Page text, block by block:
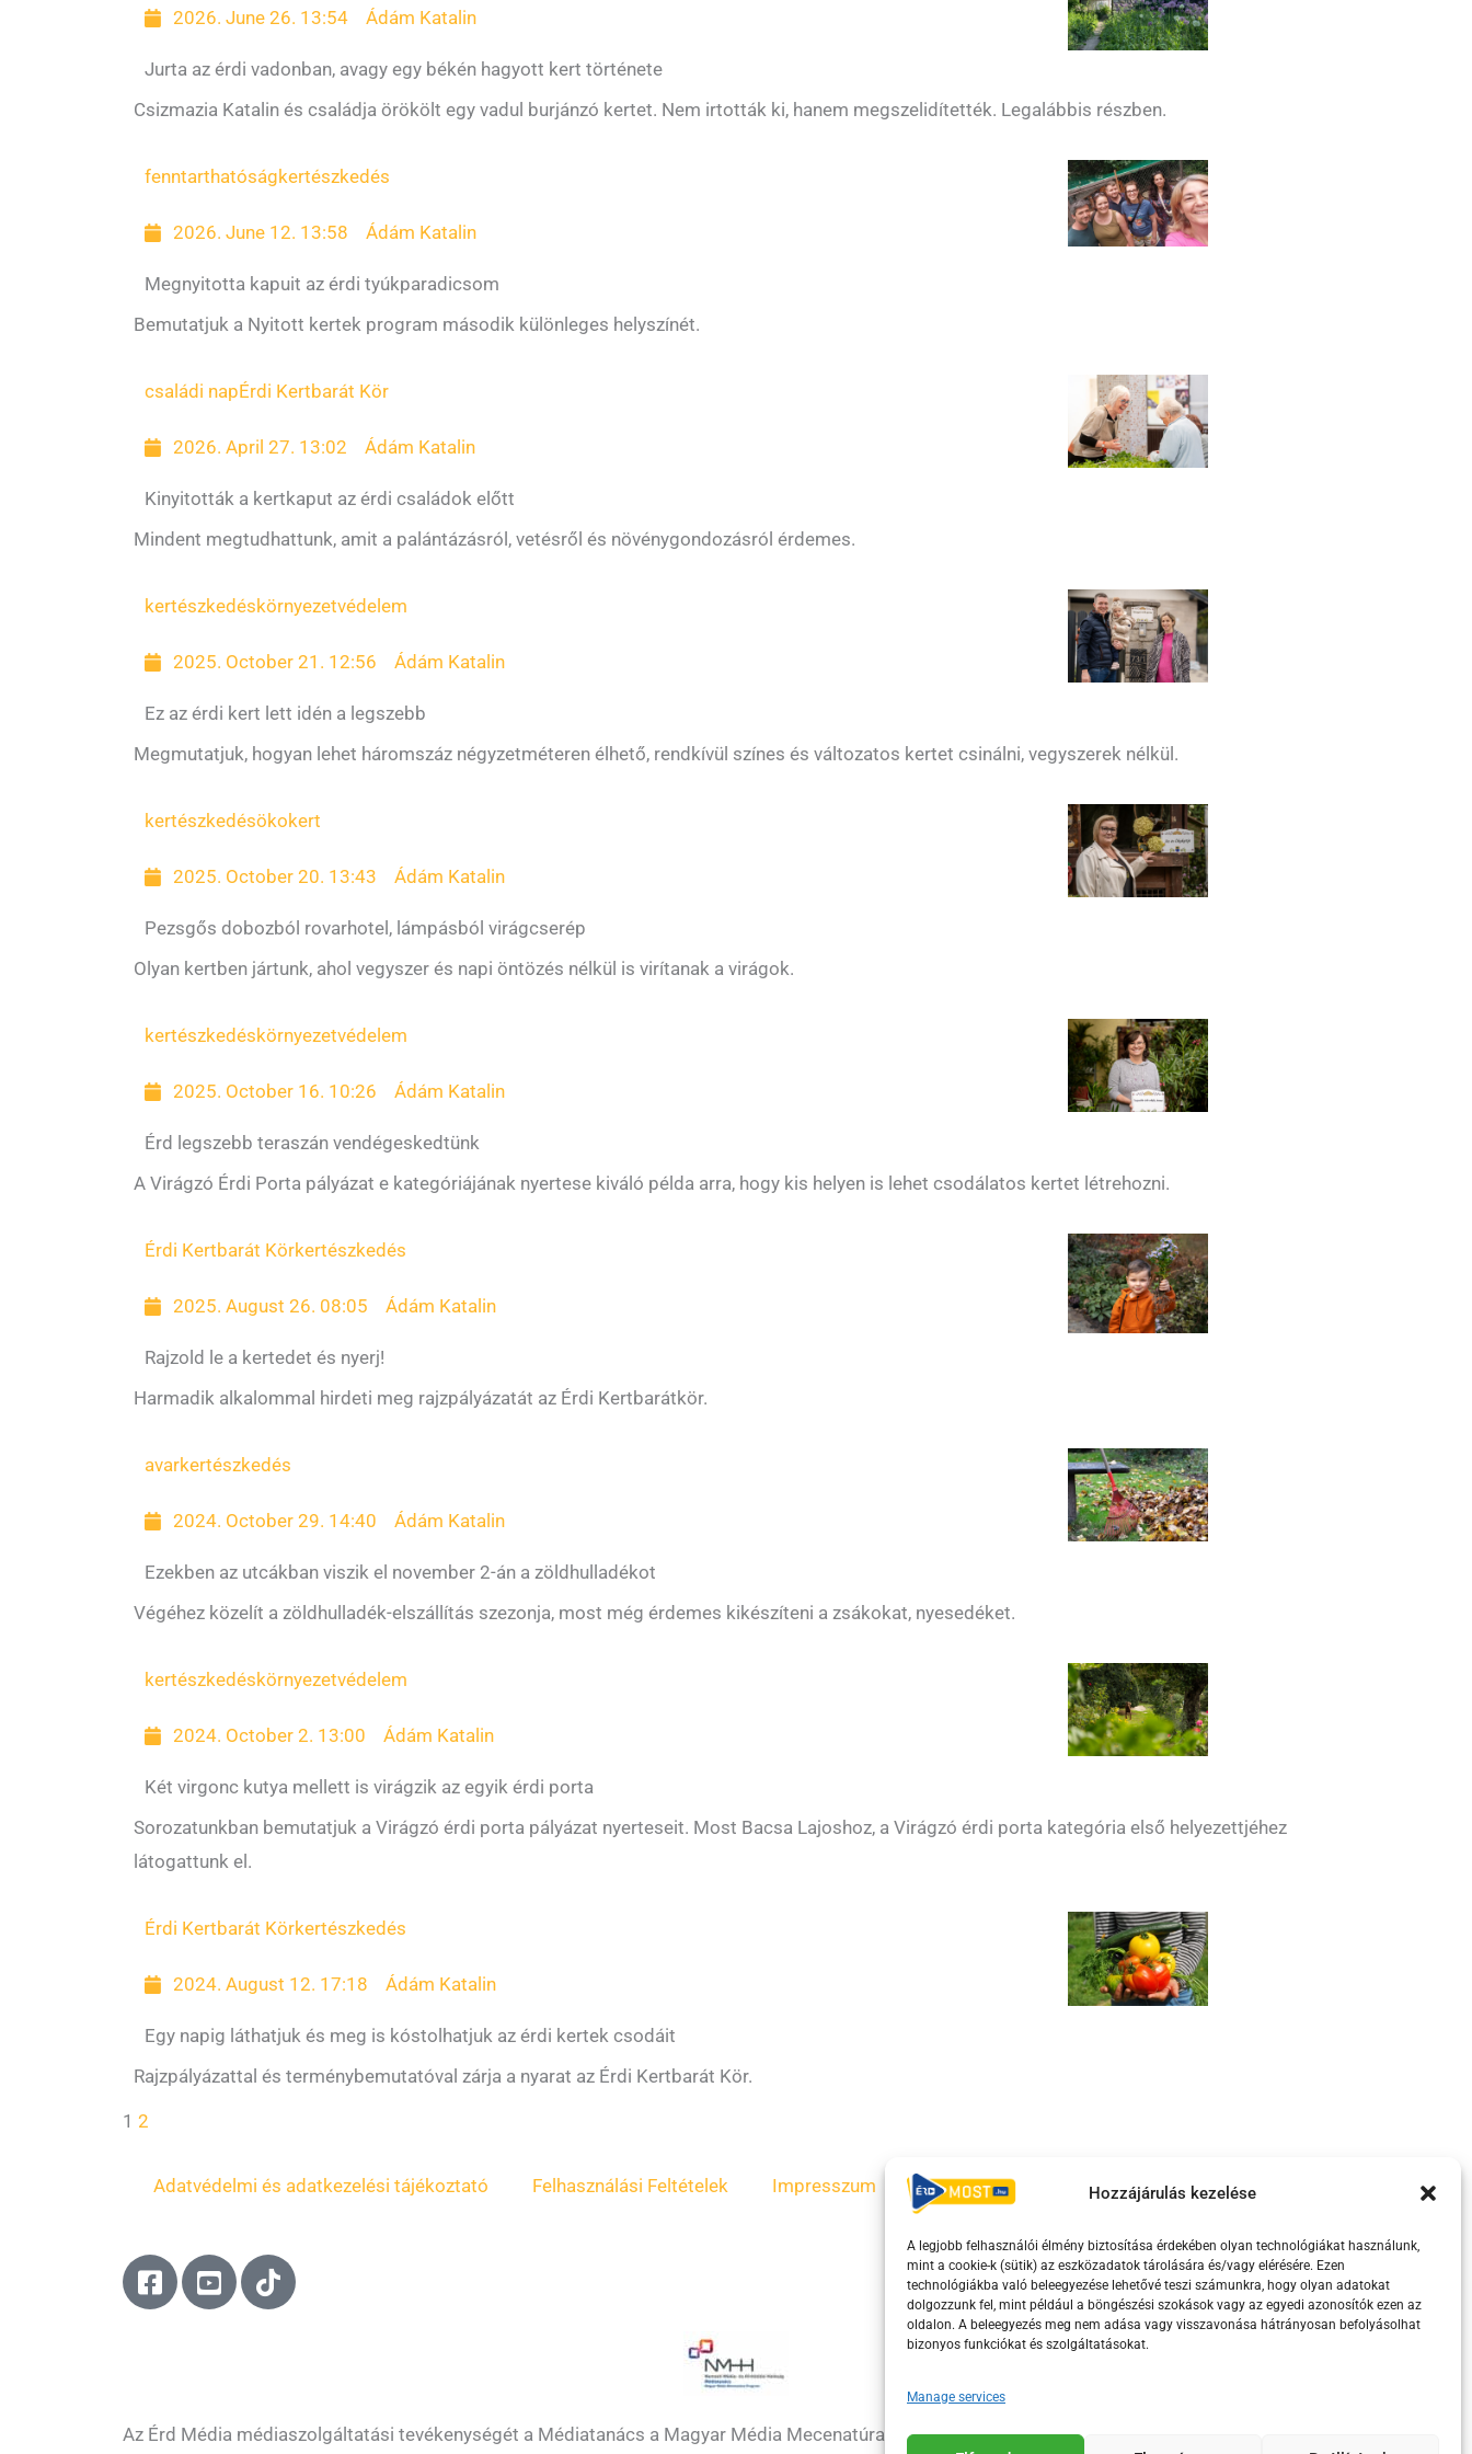
Hozzájárulás kezelése
A legjobb felhasználói élmény biztosítása érdekében olyan technológiákat használunk,
mint a cookie-k (sütik) az eszközadatok tárolására és/vagy elérésére. Ezen
technológiákba való beleegyezése lehetővé teszi számunkra, hogy olyan adatokat
dolgozzunk fel, mint például a böngészési szokások vagy az egyedi azonosítók ezen az
oldalon. A beleegyezés meg nem adása vagy visszavonása hátrányosan befolyásolhat
bizonyos funkciókat és szolgáltatásokat.
Manage services
2026. June 26. 13:54 Ádám Katalin
Jurta az érdi vadonban, avagy egy békén hagyott kert története
Csizmazia Katalin és családja örökölt egy vadul burjánzó kertet. Nem irtották ki, hanem megszelidítették. Legalábbis részben.
fenntarthatóságkertészkedés
2026. June 12. 13:58 Ádám Katalin
Megnyitotta kapuit az érdi tyúkparadicsom
Bemutatjuk a Nyitott kertek program második különleges helyszínét.
családi napÉrdi Kertbarát Kör
2026. April 27. 13:02 Ádám Katalin
Kinyitották a kertkaput az érdi családok előtt
Mindent megtudhattunk, amit a palántázásról, vetésről és növénygondozásról érdemes.
kertészkedéskörnyezetvédelem
2025. October 21. 12:56 Ádám Katalin
Ez az érdi kert lett idén a legszebb
Megmutatjuk, hogyan lehet háromszáz négyzetméteren élhető, rendkívül színes és változatos kertet csinálni, vegyszerek nélkül.
kertészkedésökokert
2025. October 20. 13:43 Ádám Katalin
Pezsgős dobozból rovarhotel, lámpásból virágcserép
Olyan kertben jártunk, ahol vegyszer és napi öntözés nélkül is virítanak a virágok.
kertészkedéskörnyezetvédelem
2025. October 16. 10:26 Ádám Katalin
Érd legszebb teraszán vendégeskedtünk
A Virágzó Érdi Porta pályázat e kategóriájának nyertese kiváló példa arra, hogy kis helyen is lehet csodálatos kertet létrehozni.
Érdi Kertbarát Körkertészkedés
2025. August 26. 08:05 Ádám Katalin
Rajzold le a kertedet és nyerj!
Harmadik alkalommal hirdeti meg rajzpályázatát az Érdi Kertbarátkör.
avarkertészkedés
2024. October 29. 14:40 Ádám Katalin
Ezekben az utcákban viszik el november 2-án a zöldhulladékot
Végéhez közelít a zöldhulladék-elszállítás szezonja, most még érdemes kikészíteni a zsákokat, nyesedéket.
kertészkedéskörnyezetvédelem
2024. October 2. 13:00 Ádám Katalin
Két virgonc kutya mellett is virágzik az egyik érdi porta
Sorozatunkban bemutatjuk a Virágzó érdi porta pályázat nyerteseit. Most Bacsa Lajoshoz, a Virágzó érdi porta kategória első helyezettjéhez
látogattunk el.
Érdi Kertbarát Körkertészkedés
2024. August 12. 17:18 Ádám Katalin
Egy napig láthatjuk és meg is kóstolhatjuk az érdi kertek csodáit
Rajzpályázattal és terménybemutatóval zárja a nyarat az Érdi Kertbarát Kör.
1 2
Adatvédelmi és adatkezelési tájékoztató Felhasználási Feltételek Impresszum ÁSZF Irányelvek Moderálási szabályzat
F
a
o
Y
o
e
T
i
Az Érd Média médiaszolgáltatási tevékenységét a Médiatanács a Magyar Média Mecenatúra program keretében támogatja.